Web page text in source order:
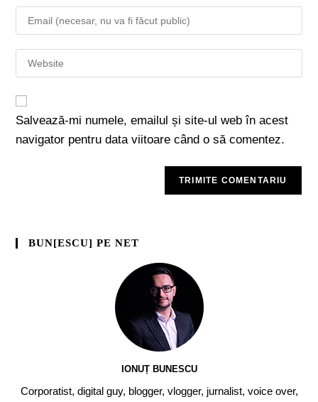
Salvează-mi numele, emailul și site-ul web în acest
navigator pentru data viitoare când o să comentez.
BUN[ESCU] PE NET
IONUȚ BUNESCU
Corporatist, digital guy, blogger, vlogger, jurnalist, voice over,